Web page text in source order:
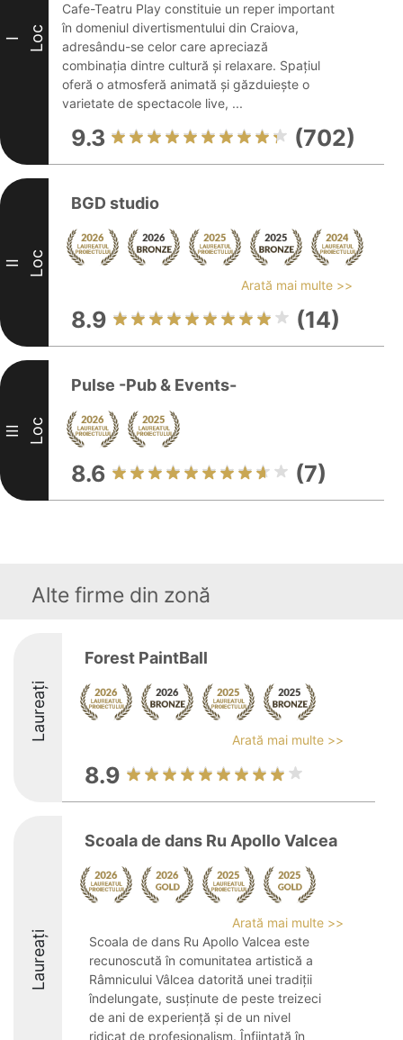
I Loc
Cafe-Teatru Play constituie un reper important
în domeniul divertismentului din Craiova,
adresându-se celor care apreciază
combinația dintre cultură și relaxare. Spațiul
oferă o atmosferă animată și găzduiește o
varietate de spectacole live, ...
9.3 (702)
II Loc
BGD studio
Arată mai multe >>
8.9 (14)
III Loc
Pulse -Pub & Events-
8.6 (7)
Alte firme din zonă
Laureați
Forest PaintBall
Arată mai multe >>
8.9
Laureați
Scoala de dans Ru Apollo Valcea
Arată mai multe >>
Scoala de dans Ru Apollo Valcea este
recunoscută în comunitatea artistică a
Râmnicului Vâlcea datorită unei tradiții
îndelungate, susținute de peste treizeci
de ani de experiență și de un nivel
ridicat de profesionalism. Înființată în